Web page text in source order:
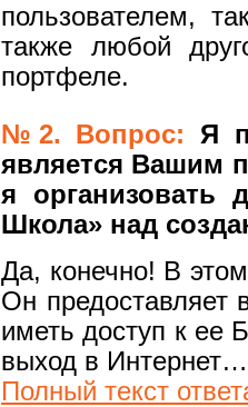
пользователем,
также любой
портфеле.
№2. Вопрос: Я
является Вашим
я организовать
Школа» над
Да, конечно! В
Он предоставляет
иметь доступ к ее
выход в Интернет…
Полный текст